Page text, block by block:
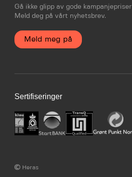
Gå ikke glipp av gode
Meld deg på vårt nyhetsbrev.
Meld meg på
Sertifiseringer
Heras